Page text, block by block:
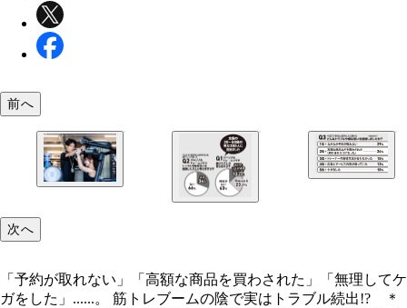
「予約が取れない」「高額な商品を買わされた」
「パーソナルトレーニング」の罠 アンケート
「パーソナルトレーニング」の罠 アンケート
前へ
次へ
「予約が取れない」「高額な商品を買わされた」「無理してケ
ガをした」......。 筋トレブームの陰で実はトラブル続出!? ＊